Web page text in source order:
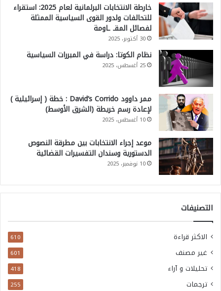
خارطة الانتخابات البرلمانية لعام 2025: استقراء
للتحالفات ولدور القوى السياسية الممثلة
لفصائل المقـ ـاومة
30 أكتوبر، 2025
نظام الكوتا: دراسة في المبررات السياسية
25 أغسطس، 2025
ممر داوود David’s Corrido : خطة ( إسرائيلية )
لإعادة رسم خريطة (الشرق الأوسط)
10 أغسطس، 2025
موعد إجراء الانتخابات بين مطرقة النصوص
الدستورية وسندان التفسيرات القضائية
10 نوفمبر، 2025
التصنيفات
الاكثر قراءة 610
غير مصنف 601
تحليلات و آراء 418
ترجمات 255